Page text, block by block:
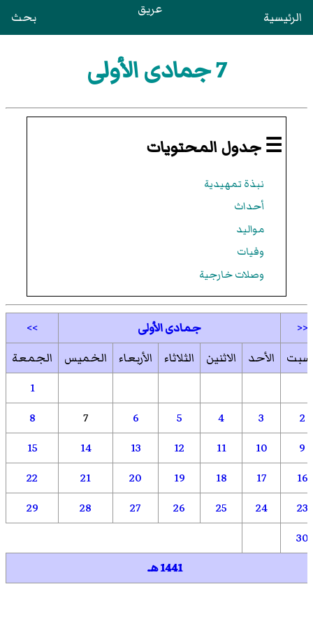
الرئيسية عريق بحث
7 جمادى الأولى
☰ جدول المحتويات
نبذة تمهيدية
أحداث
مواليد
وفيات
وصلات خارجية
<< جمادى الأولى
>>
الأحد الاثنين الثلاثاء الأربعاء الخميس
الجمعة
1
2
3
4
5
6
7
8
9
10
11
12
13
14
15
16
17
18
19
20
21
22
23
24
25
26
27
28
29
30
1441 هـ